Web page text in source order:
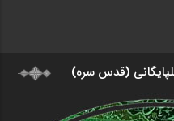
(قدس سره)